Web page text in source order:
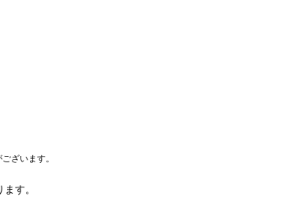
ざいます。
す。